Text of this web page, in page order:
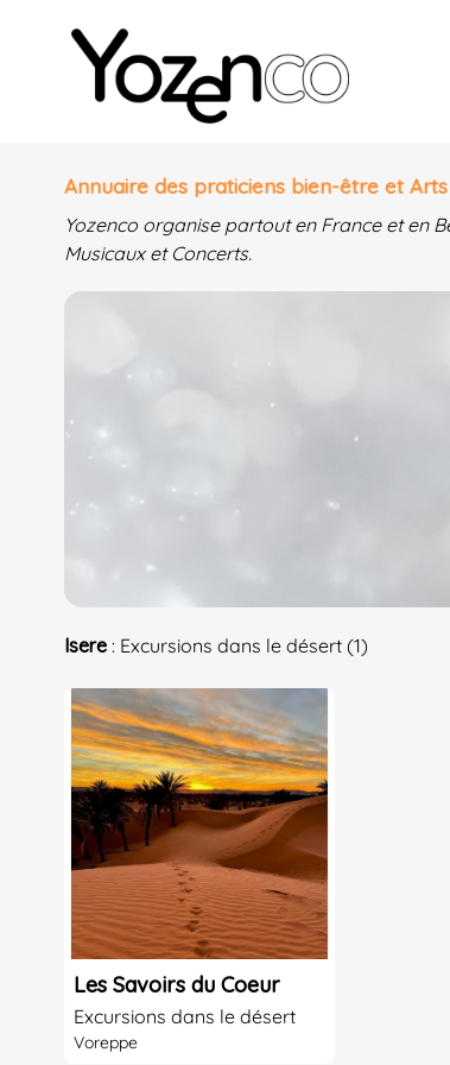
Yozenco - Organisateur de Salons,
Annuaire des praticiens bien-être et
Yozenco organise partout en France et en
Musicaux et Concerts.
Isere : Excursions dans le désert (1)
Les Savoirs du Coeur
Excursions dans le désert
Voreppe